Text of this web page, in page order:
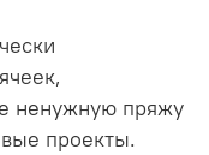
ненужную пряжу
проекты.